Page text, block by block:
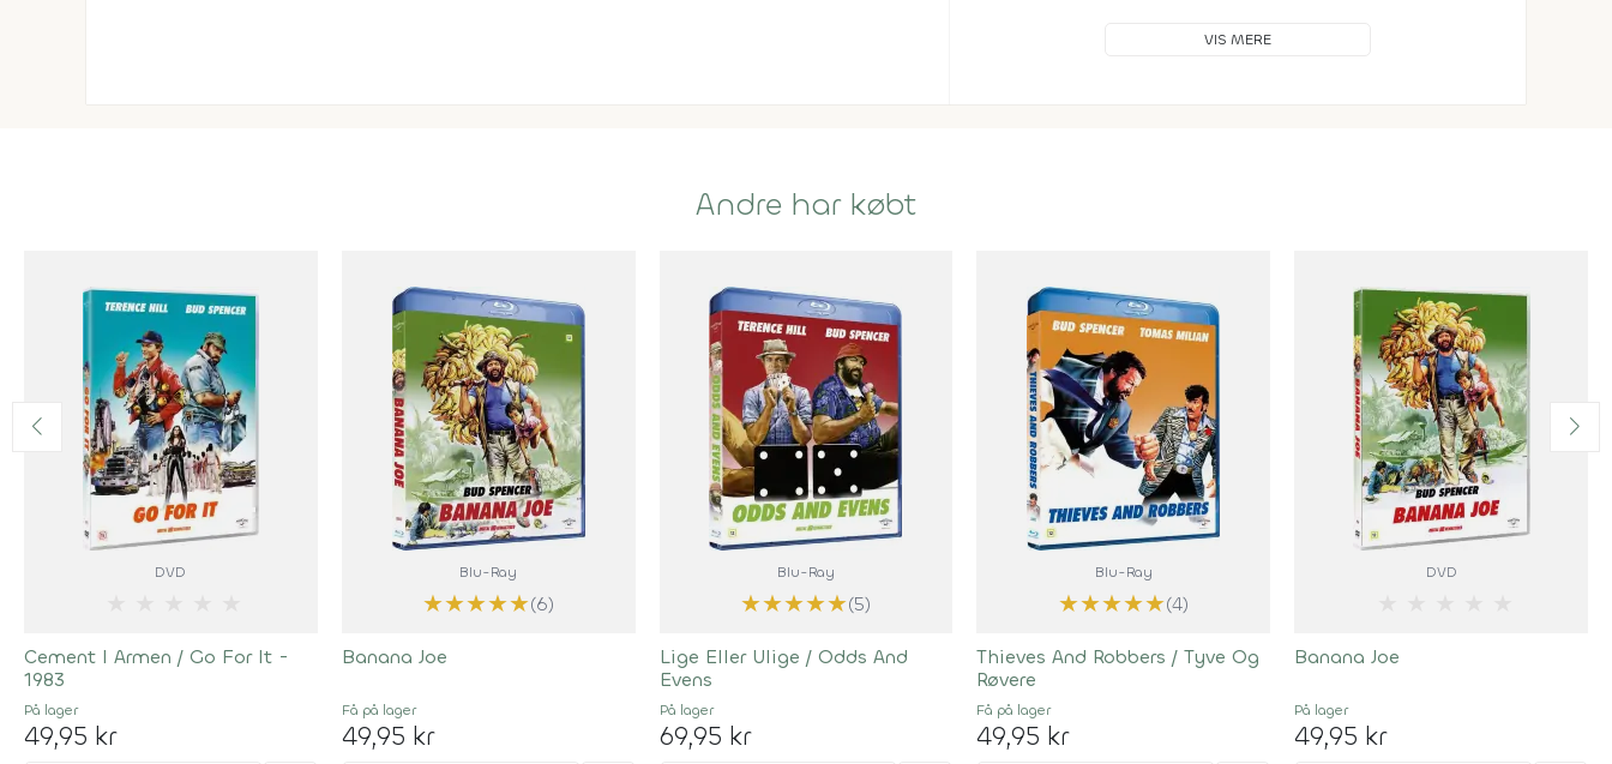
VIS MERE
Andre har købt
DVD
Cement I Armen / Go For It -
1983
På lager
49,95 kr
Blu-Ray
★★★★★(6)
Banana Joe
Få på lager
49,95 kr
Blu-Ray
★★★★★(5)
Lige Eller Ulige / Odds And
Evens
På lager
69,95 kr
Blu-Ray
★★★★★(4)
Thieves And Robbers / Tyve Og
Røvere
Få på lager
49,95 kr
DVD
Banana Joe
På lager
49,95 kr